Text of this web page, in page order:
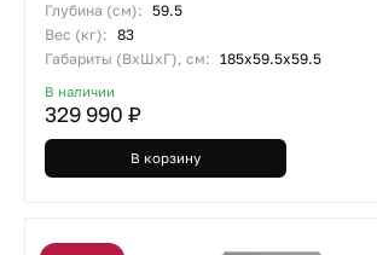
Глубина (см): 59.5
Вес (кг): 83
Габариты (ВхШхГ), см: 185х59.5х59.5
В наличии
329 990 ₽
В корзину